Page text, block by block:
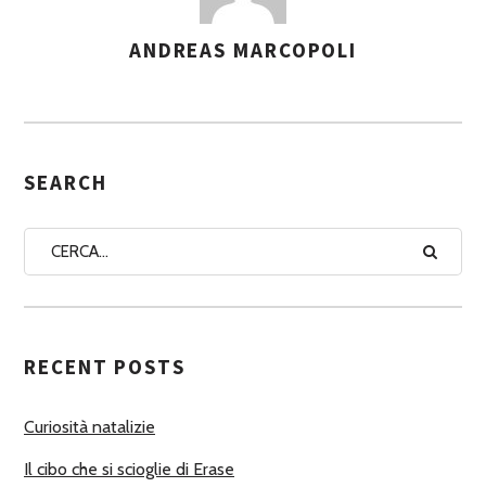
S
G
A
U
O
I
ANDREAS MARCOPOLI
SEARCH
RECENT POSTS
Curiosità natalizie
Il cibo che si scioglie di Erase